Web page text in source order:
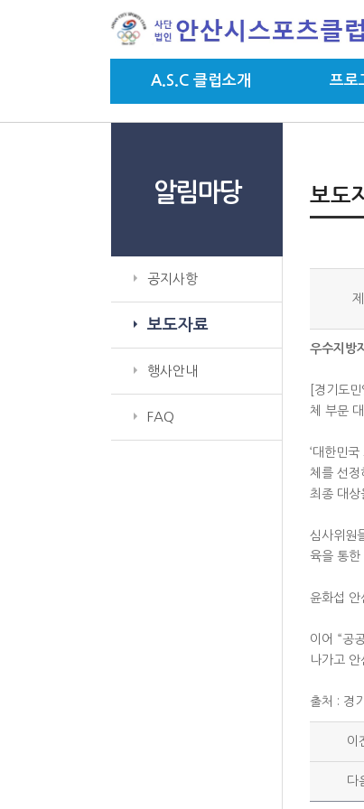
A.S.C 클럽소개 프로
알림마당
공지사항
보도자료
행사안내
FAQ
보도
우수지방
[경기도
체 부문
‘대한민
체를 선정
최종 대상
심사위원
육을 통한
윤화섭 안
이어 “공
나가고
출처 : 경
이
다